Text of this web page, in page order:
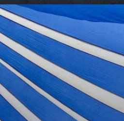
Đang mở